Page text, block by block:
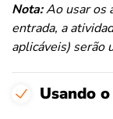
Nota:Ao usar os
entrada, a
aplicáveis) serão
Usando